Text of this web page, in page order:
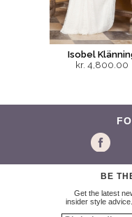
Isobel
kr. 4,800.00
BE
Get the latest
insider style